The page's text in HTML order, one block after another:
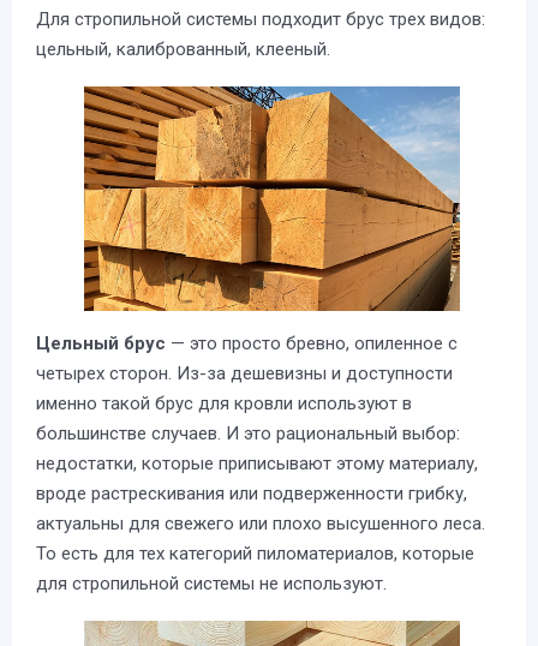
Для стропильной системы подходит брус трех видов:
цельный, калиброванный, клееный.
Цельный брус — это просто бревно, опиленное с
четырех сторон. Из-за дешевизны и доступности
именно такой брус для кровли используют в
большинстве случаев. И это рациональный выбор:
недостатки, которые приписывают этому материалу,
вроде растрескивания или подверженности грибку,
актуальны для свежего или плохо высушенного леса.
То есть для тех категорий пиломатериалов, которые
для стропильной системы не используют.